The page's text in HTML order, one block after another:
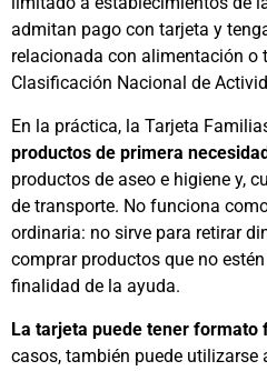
admitan pago con tarjeta y
relacionada con alimentación o
Clasificación Nacional de
En la práctica, la Tarjeta
productos de primera
productos de aseo e higiene y,
de transporte. No funciona
ordinaria: no sirve para retirar
comprar productos que no
finalidad de la ayuda.
La tarjeta puede tener formato
casos, también puede utilizarse